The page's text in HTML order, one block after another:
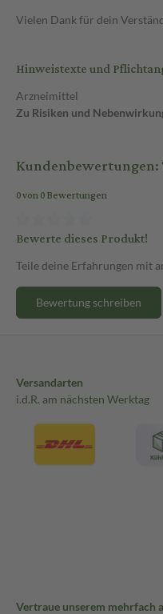
Vielen Dank für dein
Hinweistexte und
Arzneimittel
Zu Risiken und
Kundenbewertungen:
0 von 0 Bewertungen
Bewerte dieses Produkt!
Teile deine Erfahrungen mit
Bewertung schreiben
Versandarten
i.d.R. am nächsten Werktag
Vertraue unserem mehrfach